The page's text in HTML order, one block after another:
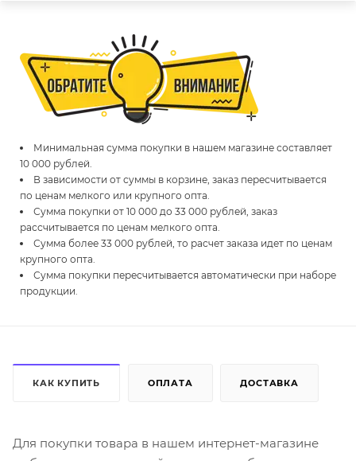
Минимальная сумма покупки в нашем магазине составляет
10 000 рублей.
В зависимости от суммы в корзине, заказ пересчитывается
по ценам мелкого или крупного опта.
Сумма покупки от 10 000 до 33 000 рублей, заказ
рассчитывается по ценам мелкого опта.
Сумма более 33 000 рублей, то расчет заказа идет по ценам
крупного опта.
Сумма покупки пересчитывается автоматически при наборе
продукции.
КАК КУПИТЬ ОПЛАТА ДОСТАВКА
Для покупки товара в нашем интернет-магазине